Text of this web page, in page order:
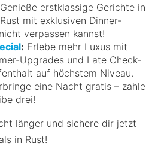
Genieße erstklassige Gerichte in
mit exklusiven Dinner-
verpassen kannst!
: Erlebe mehr Luxus mit
Upgrades und Late Check-
auf höchstem Niveau.
eine Nacht gratis – zahle
drei!
länger und sichere dir jetzt
in Rust!